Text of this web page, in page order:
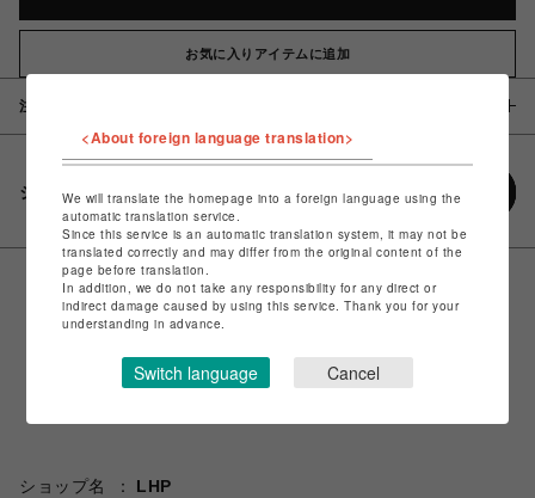
お気に入りアイテムに追加
注意事項
シェアする
ショップ名
LHP
<About foreign language translation>
We will translate the homepage into a foreign language using the
automatic translation service.
Since this service is an automatic translation system, it may not be
translated correctly and may differ from the original content of the
page before translation.
In addition, we do not take any responsibility for any direct or
indirect damage caused by using this service. Thank you for your
understanding in advance.
Switch language Cancel